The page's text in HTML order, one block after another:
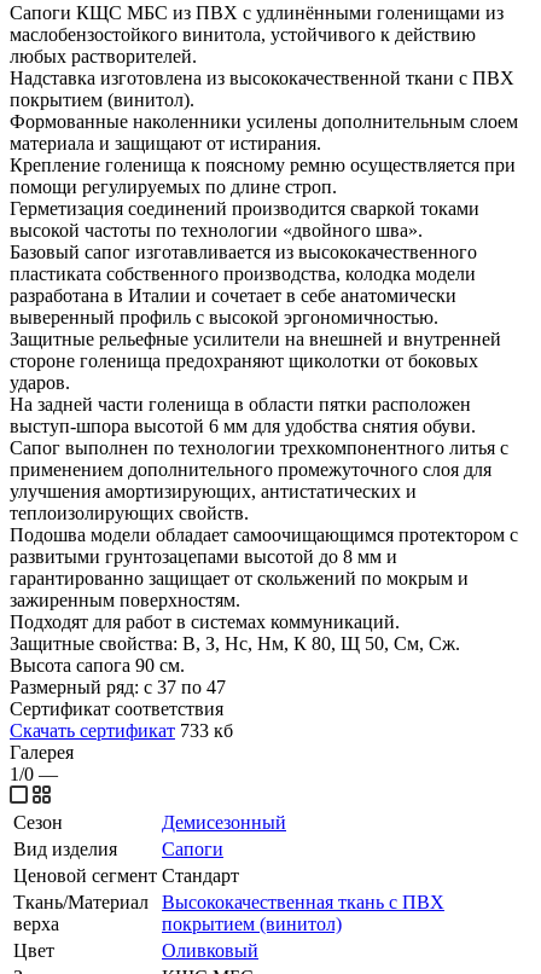
Сапоги КЩС МБС из ПВХ с удлинёнными голенищами из
маслобензостойкого винитола, устойчивого к действию
любых растворителей.
Надставка изготовлена из высококачественной ткани с ПВХ
покрытием (винитол).
Формованные наколенники усилены дополнительным слоем
материала и защищают от истирания.
Крепление голенища к поясному ремню осуществляется при
помощи регулируемых по длине строп.
Герметизация соединений производится сваркой токами
высокой частоты по технологии «двойного шва».
Базовый сапог изготавливается из высококачественного
пластиката собственного производства, колодка модели
разработана в Италии и сочетает в себе анатомически
выверенный профиль с высокой эргономичностью.
Защитные рельефные усилители на внешней и внутренней
стороне голенища предохраняют щиколотки от боковых
ударов.
На задней части голенища в области пятки расположен
выступ-шпора высотой 6 мм для удобства снятия обуви.
Сапог выполнен по технологии трехкомпонентного литья с
применением дополнительного промежуточного слоя для
улучшения амортизирующих, антистатических и
теплоизолирующих свойств.
Подошва модели обладает самоочищающимся протектором с
развитыми грунтозацепами высотой до 8 мм и
гарантированно защищает от скольжений по мокрым и
зажиренным поверхностям.
Подходят для работ в системах коммуникаций.
Защитные свойства: В, З, Нс, Нм, К 80, Щ 50, См, Сж.
Высота сапога 90 см.
Размерный ряд: с 37 по 47
Сертификат соответствия
Скачать сертификат 733 кб
Галерея
1/0 —
Сезон
Демисезонный
Вид изделия
Сапоги
Ценовой сегмент Стандарт
Ткань/Материал
верха
Высококачественная ткань с ПВХ
покрытием (винитол)
Цвет
Оливковый